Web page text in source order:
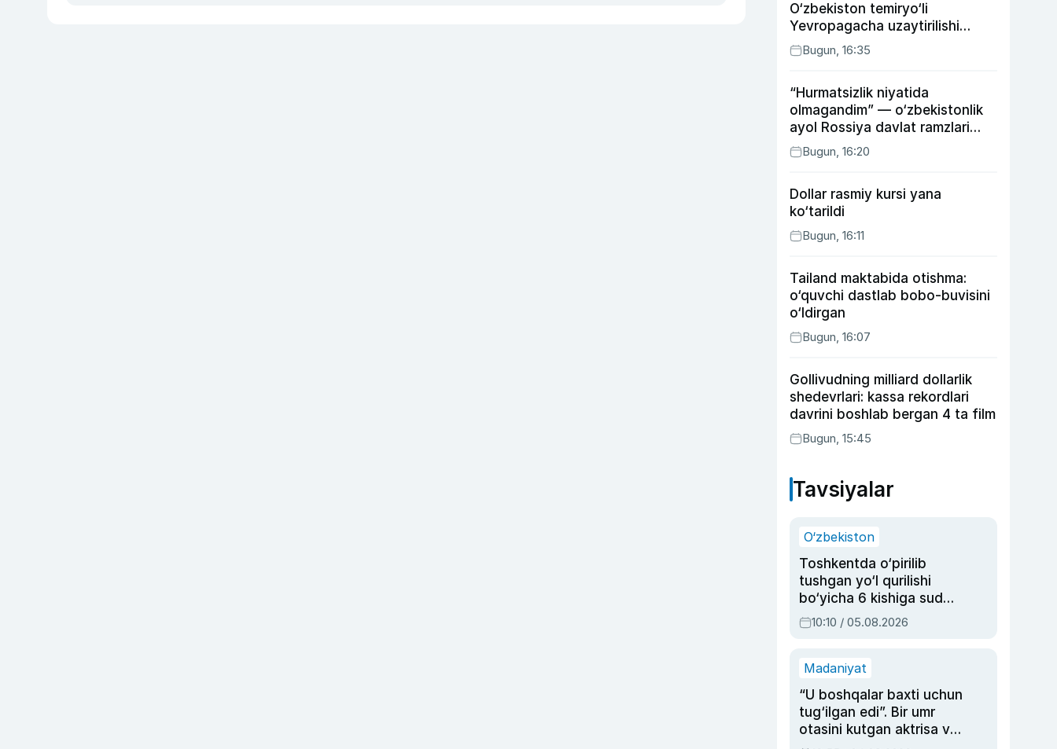
O‘zbekiston temiryo‘li
Yevropagacha uzaytirilishi
mumkin
Bugun, 16:35
“Hurmatsizlik niyatida
olmagandim” — o‘zbekistonlik
ayol Rossiya davlat ramzlari
tushirilgan poyandoz haqida
Bugun, 16:20
Dollar rasmiy kursi yana
ko‘tarildi
Bugun, 16:11
Tailand maktabida otishma:
o‘quvchi dastlab bobo-buvisini
o‘ldirgan
Bugun, 16:07
Gollivudning milliard dollarlik
shedevrlari: kassa rekordlari
davrini boshlab bergan 4 ta film
Bugun, 15:45
Tavsiyalar
O‘zbekiston
Toshkentda o‘pirilib
tushgan yo‘l qurilishi
bo‘yicha 6 kishiga sud
hukmi o‘qildi
10:10 / 05.08.2026
Madaniyat
“U boshqalar baxti uchun
tug‘ilgan edi”. Bir umr
otasini kutgan aktrisa va